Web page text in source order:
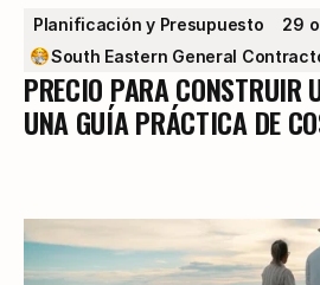
Planificación y Presupuesto
29
South Eastern General
PRECIO PARA CONSTRUIR
UNA GUÍA PRÁCTICA DE